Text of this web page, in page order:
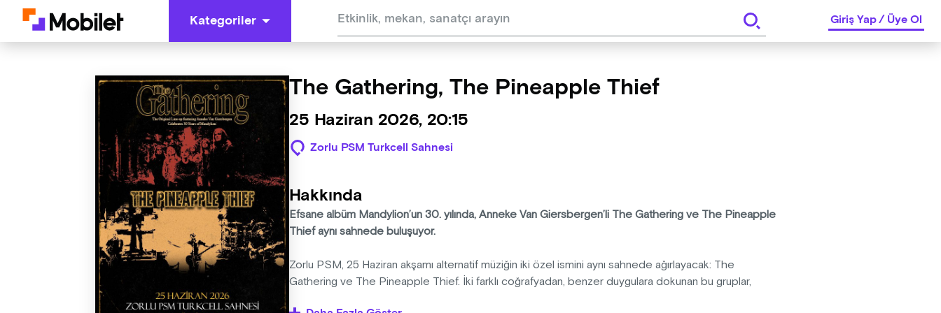
Kategoriler Giriş Yap/Üye Ol
The Gathering, The Pineapple Thief
25 Haziran 2026, 20:15
Zorlu PSM Turkcell Sahnesi
Hakkında
Efsane albüm Mandylion’un 30. yılında, Anneke Van Giersbergen’li The Gathering ve The Pineapple
Thief aynı sahnede buluşuyor.
Zorlu PSM, 25 Haziran akşamı alternatif müziğin iki özel ismini aynı sahnede ağırlayacak: The
Gathering ve The Pineapple Thief. İki farklı coğrafyadan, benzer duygulara dokunan bu gruplar,